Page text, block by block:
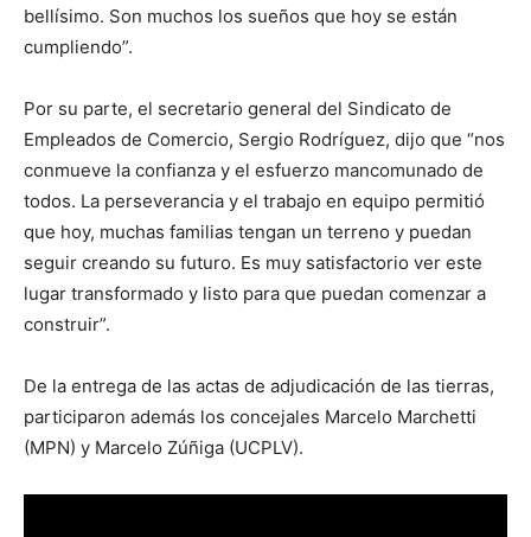
bellísimo. Son muchos los sueños que hoy se están
cumpliendo”.
Por su parte, el secretario general del Sindicato de
Empleados de Comercio, Sergio Rodríguez, dijo que “nos
conmueve la confianza y el esfuerzo mancomunado de
todos. La perseverancia y el trabajo en equipo permitió
que hoy, muchas familias tengan un terreno y puedan
seguir creando su futuro. Es muy satisfactorio ver este
lugar transformado y listo para que puedan comenzar a
construir”.
De la entrega de las actas de adjudicación de las tierras,
participaron además los concejales Marcelo Marchetti
(MPN) y Marcelo Zúñiga (UCPLV).